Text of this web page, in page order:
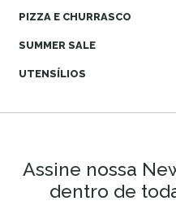
PIZZA E CHURRASCO
SUMMER SALE
UTENSÍLIOS
Assine nossa
dentro de